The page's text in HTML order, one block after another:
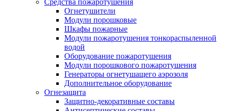
Средства пожаротушения
Огнетушители
Модули порошковые
Шкафы пожарные
Модули пожаротушения тонкораспыленной
водой
Оборудование пожаротушения
Модули порошкового пожаротушения
Генераторы огнетушащего аэрозоля
Дополнительное оборудование
Огнезащита
Защитно-декоративные составы